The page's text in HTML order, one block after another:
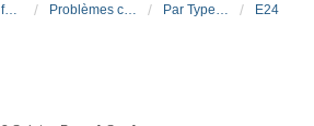
Accueil du forum Problèmes connus et résolus (FAQ) Par Type Carrosserie E24